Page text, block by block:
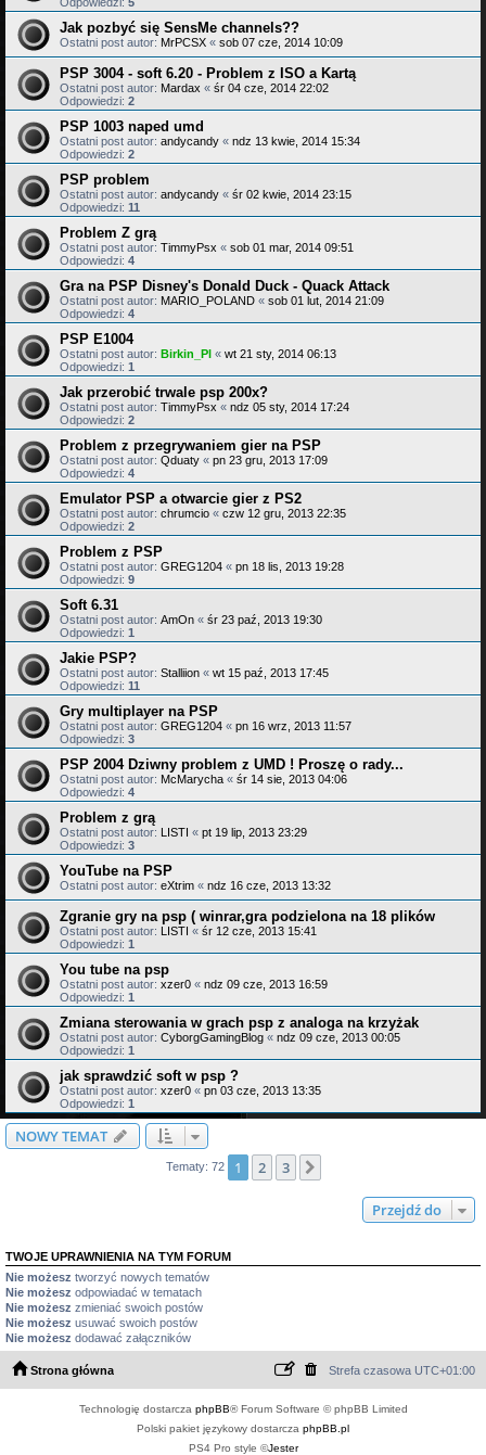
Jak pozbyć się SensMe channels??
Ostatni post autor: MrPCSX « sob 07 cze, 2014 10:09
PSP 3004 - soft 6.20 - Problem z ISO a Kartą
Ostatni post autor: Mardax « śr 04 cze, 2014 22:02
Odpowiedzi: 2
PSP 1003 naped umd
Ostatni post autor: andycandy « ndz 13 kwie, 2014 15:34
Odpowiedzi: 2
PSP problem
Ostatni post autor: andycandy « śr 02 kwie, 2014 23:15
Odpowiedzi: 11
Problem Z grą
Ostatni post autor: TimmyPsx « sob 01 mar, 2014 09:51
Odpowiedzi: 4
Gra na PSP Disney's Donald Duck - Quack Attack
Ostatni post autor: MARIO_POLAND « sob 01 lut, 2014 21:09
Odpowiedzi: 4
PSP E1004
Ostatni post autor: Birkin_Pl « wt 21 sty, 2014 06:13
Odpowiedzi: 1
Jak przerobić trwale psp 200x?
Ostatni post autor: TimmyPsx « ndz 05 sty, 2014 17:24
Odpowiedzi: 2
Problem z przegrywaniem gier na PSP
Ostatni post autor: Qduaty « pn 23 gru, 2013 17:09
Odpowiedzi: 4
Emulator PSP a otwarcie gier z PS2
Ostatni post autor: chrumcio « czw 12 gru, 2013 22:35
Odpowiedzi: 2
Problem z PSP
Ostatni post autor: GREG1204 « pn 18 lis, 2013 19:28
Odpowiedzi: 9
Soft 6.31
Ostatni post autor: AmOn « śr 23 paź, 2013 19:30
Odpowiedzi: 1
Jakie PSP?
Ostatni post autor: Stalliion « wt 15 paź, 2013 17:45
Odpowiedzi: 11
Gry multiplayer na PSP
Ostatni post autor: GREG1204 « pn 16 wrz, 2013 11:57
Odpowiedzi: 3
PSP 2004 Dziwny problem z UMD ! Proszę o rady...
Ostatni post autor: McMarycha « śr 14 sie, 2013 04:06
Odpowiedzi: 4
Problem z grą
Ostatni post autor: LISTI « pt 19 lip, 2013 23:29
Odpowiedzi: 3
YouTube na PSP
Ostatni post autor: eXtrim « ndz 16 cze, 2013 13:32
Zgranie gry na psp ( winrar,gra podzielona na 18 plików
Ostatni post autor: LISTI « śr 12 cze, 2013 15:41
Odpowiedzi: 1
You tube na psp
Ostatni post autor: xzer0 « ndz 09 cze, 2013 16:59
Odpowiedzi: 1
Zmiana sterowania w grach psp z analoga na krzyżak
Ostatni post autor: CyborgGamingBlog « ndz 09 cze, 2013 00:05
Odpowiedzi: 1
jak sprawdzić soft w psp ?
Ostatni post autor: xzer0 « pn 03 cze, 2013 13:35
Odpowiedzi: 1
NOWY TEMAT
Tematy: 72 1 2 3
Przejdź do
TWOJE UPRAWNIENIA NA TYM FORUM
Nie możesz tworzyć nowych tematów
Nie możesz odpowiadać w tematach
Nie możesz zmieniać swoich postów
Nie możesz usuwać swoich postów
Nie możesz dodawać załączników
Strona główna Strefa czasowa UTC+01:00
Technologię dostarcza phpBB® Forum Software © phpBB Limited
Polski pakiet językowy dostarcza phpBB.pl
PS4 Pro style ©Jester